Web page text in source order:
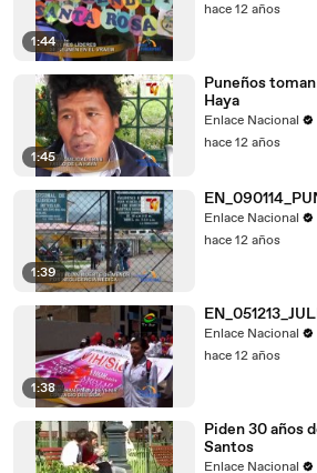
1:44
hace 12 años
1:45
Puneños
Haya
Enlace Nacional
hace 12 años
1:39
Enlace Nacional
hace 12 años
1:38
Enlace Nacional
hace 12 años
Piden 30 años
Santos
Enlace Nacional